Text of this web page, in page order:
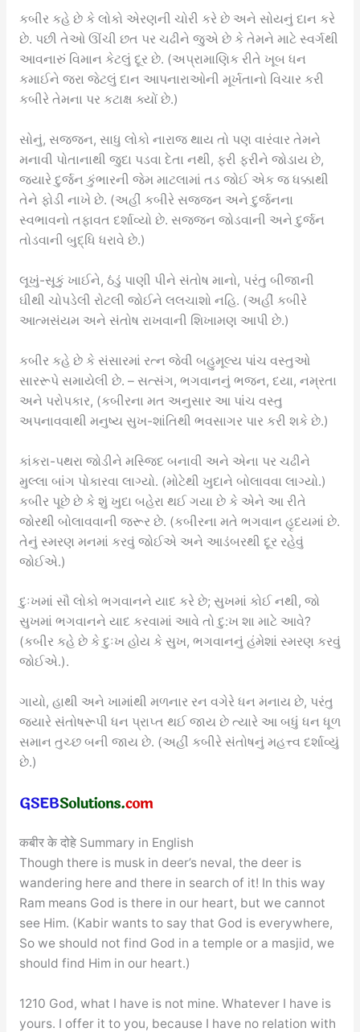
કબીર કહે છે કે લોકો એરણની ચોરી કરે છે અને સોયનું દાન કરે
છે. પછી તેઓ ઊંચી છત પર ચઢીને જુએ છે કે તેમને માટે સ્વર્ગથી
આવનારું વિમાન કેટલું દૂર છે. (અપ્રામાણિક રીતે ખૂબ ધન
કમાઈને જરા જેટલું દાન આપનારાઓની મૂર્ખતાનો વિચાર કરી
કબીરે તેમના પર કટાક્ષ ક્યોં છે.)
સોનું, સજ્જન, સાધુ લોકો નારાજ થાય તો પણ વારંવાર તેમને
મનાવી પોતાનાથી જુદા પડવા દેતા નથી, ફરી ફરીને જોડાય છે,
જ્યારે દુર્જન કુંભારની જેમ માટલામાં તડ જોઈ એક જ ધક્કાથી
તેને ફોડી નાખે છે. (અહીં કબીરે સજજન અને દુર્જનના
સ્વભાવનો તફાવત દર્શાવ્યો છે. સજ્જન જોડવાની અને દુર્જન
તોડવાની બુદ્ધિ ધરાવે છે.)
લૂખું-સૂકું ખાઈને, ઠંડું પાણી પીને સંતોષ માનો, પરંતુ બીજાની
ઘીથી ચોપડેલી રોટલી જોઈને લલચાશો નહિ. (અહીં કબીરે
આત્મસંયમ અને સંતોષ રાખવાની શિખામણ આપી છે.)
કબીર કહે છે કે સંસારમાં રત્ન જેવી બહુમૂલ્ય પાંચ વસ્તુઓ
સારરૂપે સમાયેલી છે. – સત્સંગ, ભગવાનનું ભજન, દયા, નમ્રતા
અને પરોપકાર, (કબીરના મત અનુસાર આ પાંચ વસ્તુ
અપનાવવાથી મનુષ્ય સુખ-શાંતિથી ભવસાગર પાર કરી શકે છે.)
કાંકરા-પથરા જોડીને મસ્જિદ બનાવી અને એના પર ચઢીને
મુલ્લા બાંગ પોકારવા લાગ્યો. (મોટેથી ખુદાને બોલાવવા લાગ્યો.)
કબીર પૂછે છે કે શું ખુદા બહેરા થઈ ગયા છે કે એને આ રીતે
જોરથી બોલાવવાની જરૂર છે. (કબીરના મતે ભગવાન હૃદયમાં છે.
તેનું સ્મરણ મનમાં કરવું જોઈએ અને આડંબરથી દૂર રહેવું
જોઈએ.)
દુઃખમાં સૌ લોકો ભગવાનને યાદ કરે છે; સુખમાં કોઈ નથી, જો
સુખમાં ભગવાનને યાદ કરવામાં આવે તો દુ:ખ શા માટે આવે?
(કબીર કહે છે કે દુઃખ હોય કે સુખ, ભગવાનનું હંમેશાં સ્મરણ કરવું
જોઈએ.).
ગાયો, હાથી અને ખામાંથી મળનાર રન વગેરે ધન મનાય છે, પરંતુ
જ્યારે સંતોષરૂપી ધન પ્રાપ્ત થઈ જાય છે ત્યારે આ બધું ધન ધૂળ
સમાન તુચ્છ બની જાય છે. (અહીં કબીરે સંતોષનું મહત્ત્વ દર્શાવ્યું
છે.)
कबीर के दोहे Summary in English
Though there is musk in deer’s neval, the deer is
wandering here and there in search of it! In this way
Ram means God is there in our heart, but we cannot
see Him. (Kabir wants to say that God is everywhere,
So we should not find God in a temple or a masjid, we
should find Him in our heart.)
1210 God, what I have is not mine. Whatever I have is
yours. I offer it to you, because I have no relation with